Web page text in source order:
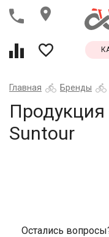
Главная Бренды
Suntour
Остались